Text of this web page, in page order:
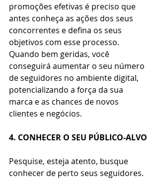
promoções efetivas é preciso que
antes conheça as ações dos seus
concorrentes e defina os seus
objetivos com esse processo.
Quando bem geridas, você
conseguirá aumentar o seu número
de seguidores no ambiente digital,
potencializando a força da sua
marca e as chances de novos
clientes e negócios.
4. CONHECER O SEU PÚBLICO-ALVO
Pesquise, esteja atento, busque
conhecer de perto seus seguidores.